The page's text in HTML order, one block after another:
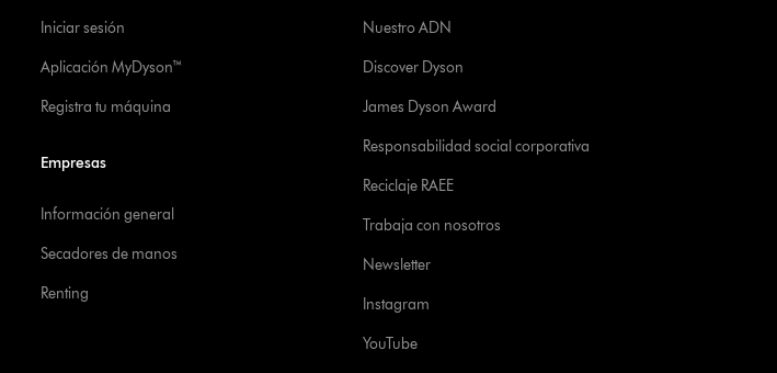
Iniciar sesión
Aplicación MyDyson™
Registra tu máquina
Empresas
Información general
Secadores de manos
Renting
Nuestro ADN
Discover Dyson
James Dyson Award
Responsabilidad social corporativa
Reciclaje RAEE
Trabaja con nosotros
Newsletter
Instagram
YouTube